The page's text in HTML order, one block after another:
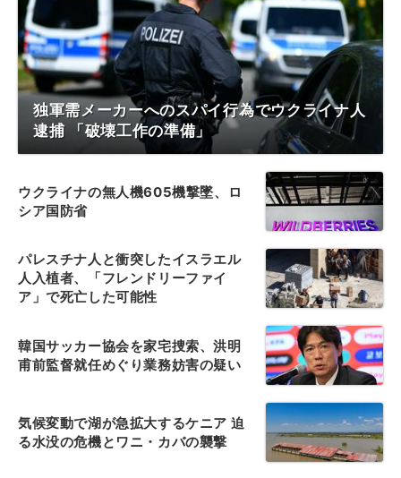
独軍需メーカーへのスパイ行為でウクライナ人
逮捕 「破壊工作の準備」
ウクライナの無人機605機撃墜、ロ
シア国防省
パレスチナ人と衝突したイスラエル
人入植者、「フレンドリーファイ
ア」で死亡した可能性
韓国サッカー協会を家宅捜索、洪明
甫前監督就任めぐり業務妨害の疑い
気候変動で湖が急拡大するケニア 迫
る水没の危機とワニ・カバの襲撃